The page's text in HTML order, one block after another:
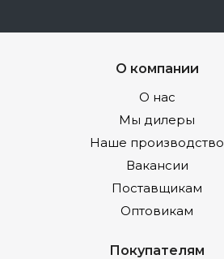
О компании
О нас
Мы дилеры
Наше производство
Вакансии
Поставщикам
Оптовикам
Покупателям